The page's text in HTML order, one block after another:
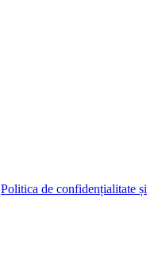
Politica de confidențialitate și